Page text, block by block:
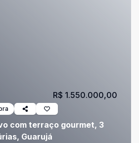
com terraço gourmet, 3
Guarujá
R$ 1.550.000,00